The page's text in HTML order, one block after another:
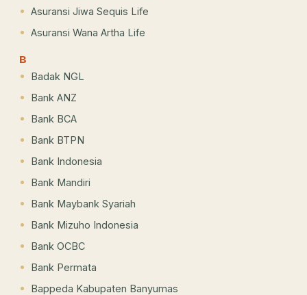
Asuransi Jiwa Sequis Life
Asuransi Wana Artha Life
B
Badak NGL
Bank ANZ
Bank BCA
Bank BTPN
Bank Indonesia
Bank Mandiri
Bank Maybank Syariah
Bank Mizuho Indonesia
Bank OCBC
Bank Permata
Bappeda Kabupaten Banyumas